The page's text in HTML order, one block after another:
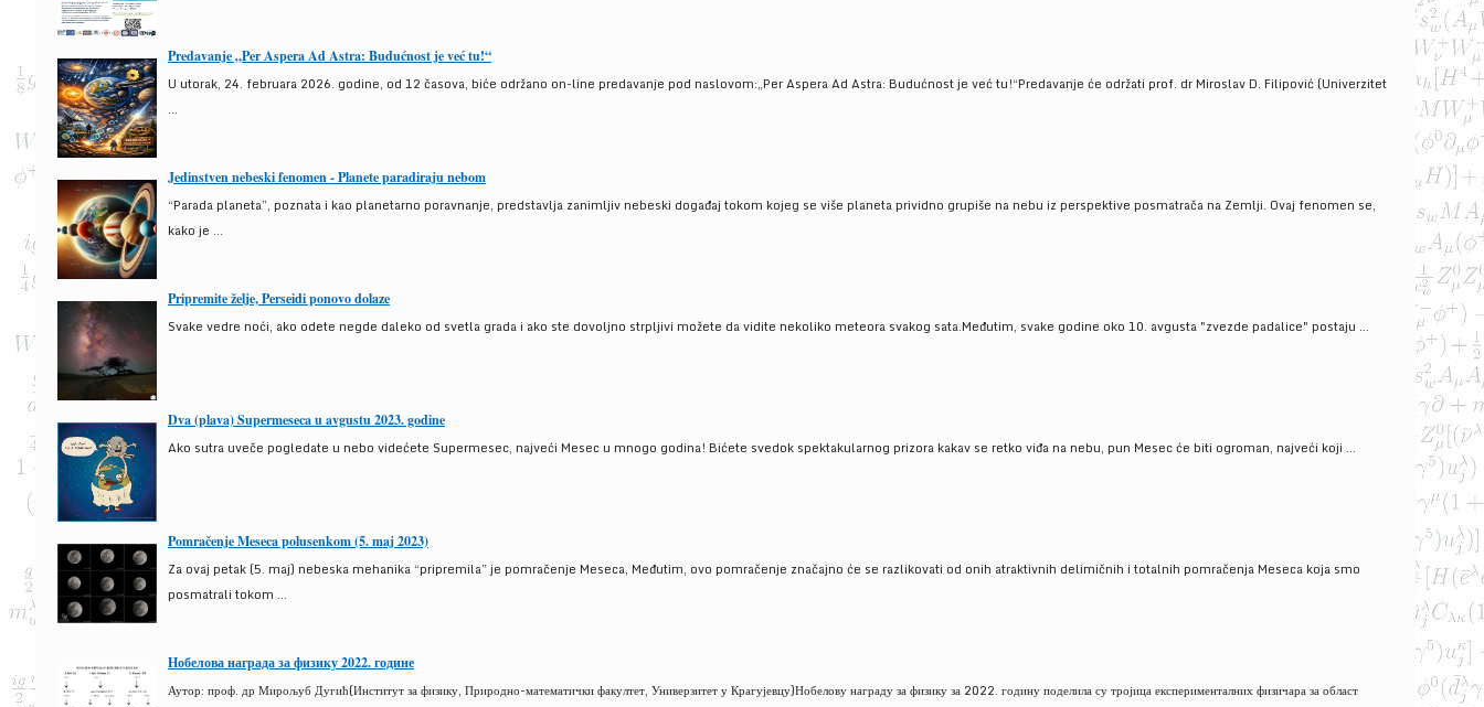
Predavanje „Per Aspera Ad Astra: Budućnost je već tu!“
U utorak, 24. februara 2026. godine, od 12 časova, biće održano on-line predavanje pod naslovom:„Per Aspera Ad Astra: Budućnost je već tu!“Predavanje će održati prof. dr Miroslav D. Filipović (Univerzitet
...
Jedinstven nebeski fenomen - Planete paradiraju nebom
“Parada planeta”, poznata i kao planetarno poravnanje, predstavlja zanimljiv nebeski događaj tokom kojeg se više planeta prividno grupiše na nebu iz perspektive posmatrača na Zemlji. Ovaj fenomen se,
kako je ...
Pripremite želje, Perseidi ponovo dolaze
Svake vedre noći, ako odete negde daleko od svetla grada i ako ste dovoljno strpljivi možete da vidite nekoliko meteora svakog sata.Međutim, svake godine oko 10. avgusta "zvezde padalice" postaju ...
Dva (plava) Supermeseca u avgustu 2023. godine
Ako sutra uveče pogledate u nebo videćete Supermesec, najveći Mesec u mnogo godina! Bićete svedok spektakularnog prizora kakav se retko viđa na nebu, pun Mesec će biti ogroman, najveći koji ...
Pomračenje Meseca polusenkom (5. maj 2023)
Za ovaj petak (5. maj) nebeska mehanika “pripremila” je pomračenje Meseca, Međutim, ovo pomračenje značajno će se razlikovati od onih atraktivnih delimičnih i totalnih pomračenja Meseca koja smo
posmatrali tokom ...
Нобелова награда за физику 2022. године
Аутор: проф. др Мирољуб Дугић(Институт за физику, Природно-математички факултет, Универзитет у Крагујевцу)Нобелову награду за физику за 2022. годину поделила су тројица експерименталних физичара за област